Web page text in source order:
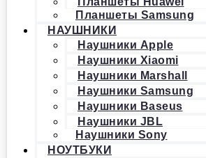
Планшеты Samsung
НАУШНИКИ
Наушники Apple
Наушники Xiaomi
Наушники Marshall
Наушники Samsung
Наушники Baseus
Наушники JBL
Наушники Sony
НОУТБУКИ